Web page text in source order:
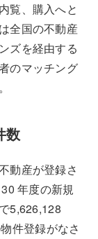
覧、購入へと
全国の不動産
ズを経由する
のマッチング
数
動産が登録さ
年度の新規
5,626,128
件登録がなさ